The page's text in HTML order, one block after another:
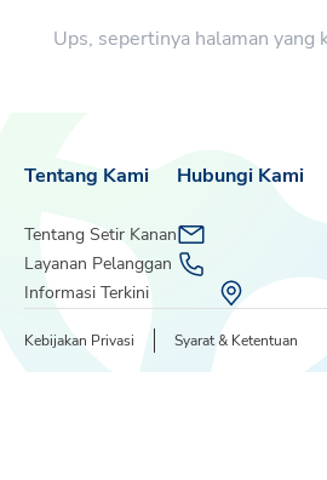
Ups, sepertinya halaman yang
Tentang Kami
Tentang Setir Kanan
Layanan Pelanggan
Informasi Terkini
Hubungi Kami
Kebijakan Privasi Syarat & Ketentuan